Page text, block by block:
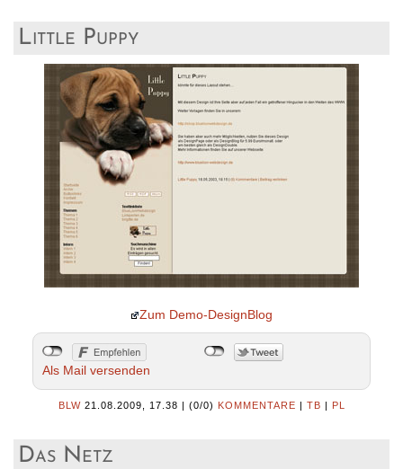
Little Puppy
Zum Demo-DesignBlog
Als Mail versenden
BLW 21.08.2009, 17.38 | (0/0) KOMMENTARE | TB | PL
Das Netz